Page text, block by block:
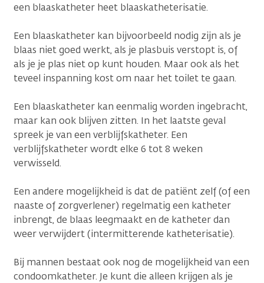
een blaaskatheter heet blaaskatheterisatie.
Een blaaskatheter kan bijvoorbeeld nodig zijn als je
blaas niet goed werkt, als je plasbuis verstopt is, of
als je je plas niet op kunt houden. Maar ook als het
teveel inspanning kost om naar het toilet te gaan.
Een blaaskatheter kan eenmalig worden ingebracht,
maar kan ook blijven zitten. In het laatste geval
spreek je van een verblijfskatheter. Een
verblijfskatheter wordt elke 6 tot 8 weken
verwisseld.
Een andere mogelijkheid is dat de patiënt zelf (of een
naaste of zorgverlener) regelmatig een katheter
inbrengt, de blaas leegmaakt en de katheter dan
weer verwijdert (intermitterende katheterisatie).
Bij mannen bestaat ook nog de mogelijkheid van een
condoomkatheter. Je kunt die alleen krijgen als je